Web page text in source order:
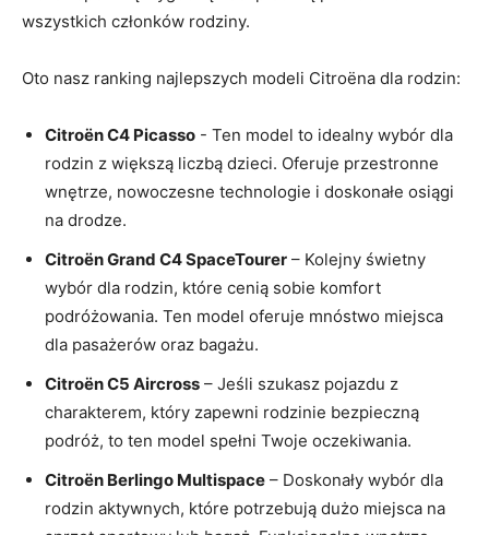
wszystkich członków rodziny.
Oto nasz ranking najlepszych modeli Citroëna dla rodzin:
Citroën C4 Picasso ‌- Ten model to ⁤idealny wybór ⁤dla
rodzin z większą liczbą dzieci. Oferuje przestronne
wnętrze, nowoczesne technologie ‍i doskonałe⁤ osiągi
na drodze.
Citroën Grand C4 SpaceTourer – Kolejny⁤ świetny
wybór dla rodzin, które cenią sobie komfort
podróżowania. Ten model oferuje mnóstwo miejsca
dla pasażerów oraz‌ bagażu.
Citroën C5 Aircross – Jeśli szukasz pojazdu z
charakterem, który zapewni rodzinie bezpieczną
podróż, to ten⁢ model spełni Twoje oczekiwania.
Citroën Berlingo Multispace – Doskonały⁣ wybór dla
rodzin aktywnych, które potrzebują‌ dużo miejsca ⁣na